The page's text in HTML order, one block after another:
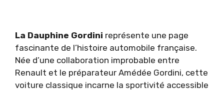
La Dauphine Gordini représente une page
fascinante de l’histoire automobile française.
Née d’une collaboration improbable entre
Renault et le préparateur Amédée Gordini, cette
voiture classique incarne la sportivité accessible